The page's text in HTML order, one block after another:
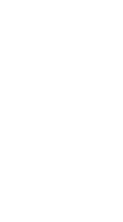
くて男性らしい描写がとても、かっ
目な警察官。どんな展開になるのか